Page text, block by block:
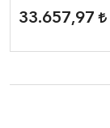
33.657,97